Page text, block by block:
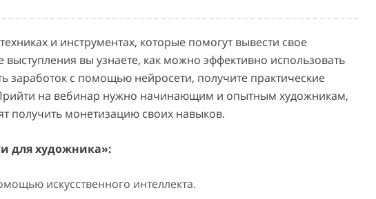
и инструментах, которые помогут вывести свое
вы узнаете, как можно эффективно использовать
заработок с помощью нейросети, получите практические
на вебинар нужно начинающим и опытным художникам,
получить монетизацию своих навыков.
для художника»:
искусственного интеллекта.